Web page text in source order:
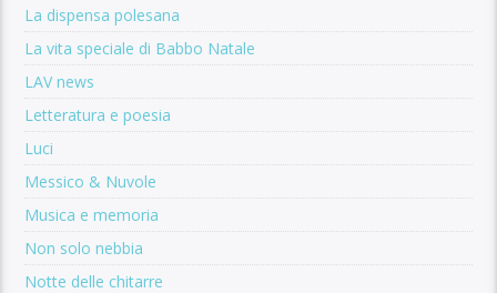
La dispensa polesana
La vita speciale di Babbo Natale
LAV news
Letteratura e poesia
Luci
Messico & Nuvole
Musica e memoria
Non solo nebbia
Notte delle chitarre